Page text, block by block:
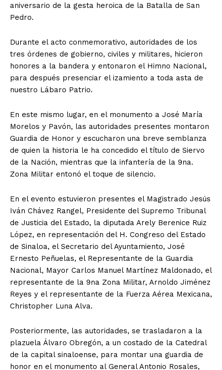
aniversario de la gesta heroica de la Batalla de San
Pedro.
Durante el acto conmemorativo, autoridades de los
tres órdenes de gobierno, civiles y militares, hicieron
honores a la bandera y entonaron el Himno Nacional,
para después presenciar el izamiento a toda asta de
nuestro Lábaro Patrio.
En este mismo lugar, en el monumento a José María
Morelos y Pavón, las autoridades presentes montaron
Guardia de Honor y escucharon una breve semblanza
de quien la historia le ha concedido el título de Siervo
de la Nación, mientras que la infantería de la 9na.
Zona Militar entonó el toque de silencio.
En el evento estuvieron presentes el Magistrado Jesús
Iván Chávez Rangel, Presidente del Supremo Tribunal
de Justicia del Estado, la diputada Arely Berenice Ruiz
López, en representación del H. Congreso del Estado
de Sinaloa, el Secretario del Ayuntamiento, José
Ernesto Peñuelas, el Representante de la Guardia
Nacional, Mayor Carlos Manuel Martínez Maldonado, el
representante de la 9na Zona Militar, Arnoldo Jiménez
Reyes y el representante de la Fuerza Aérea Mexicana,
Christopher Luna Alva.
Posteriormente, las autoridades, se trasladaron a la
plazuela Álvaro Obregón, a un costado de la Catedral
de la capital sinaloense, para montar una guardia de
honor en el monumento al General Antonio Rosales,